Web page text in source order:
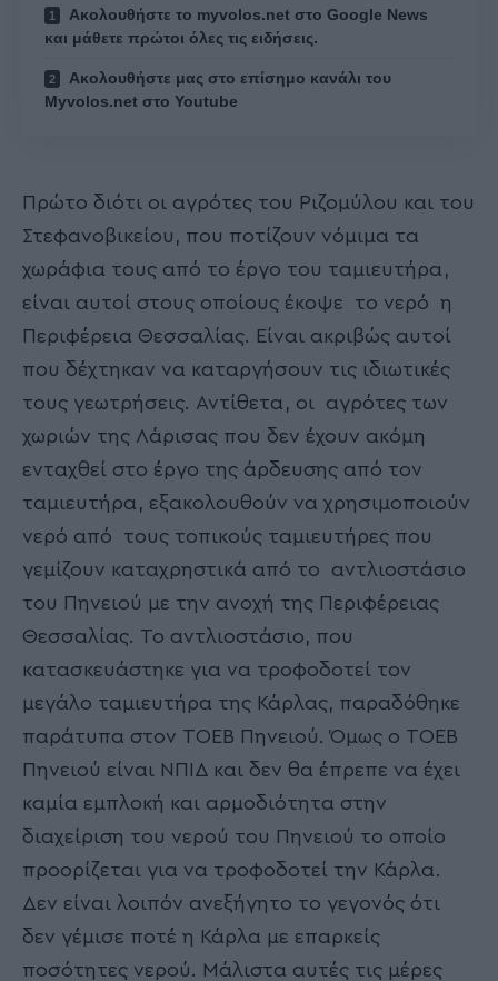
Ακολουθήστε το myvolos.net στο Google News
και μάθετε πρώτοι όλες τις ειδήσεις.
Ακολουθήστε μας στο επίσημο κανάλι του
Myvolos.net στο Youtube
Πρώτο διότι οι αγρότες του Ριζομύλου και του
Στεφανοβικείου, που ποτίζουν νόμιμα τα
χωράφια τους από το έργο του ταμιευτήρα,
είναι αυτοί στους οποίους έκοψε το νερό η
Περιφέρεια Θεσσαλίας. Είναι ακριβώς αυτοί
που δέχτηκαν να καταργήσουν τις ιδιωτικές
τους γεωτρήσεις. Αντίθετα, οι αγρότες των
χωριών της Λάρισας που δεν έχουν ακόμη
ενταχθεί στο έργο της άρδευσης από τον
ταμιευτήρα, εξακολουθούν να χρησιμοποιούν
νερό από τους τοπικούς ταμιευτήρες που
γεμίζουν καταχρηστικά από το αντλιοστάσιο
του Πηνειού με την ανοχή της Περιφέρειας
Θεσσαλίας. Το αντλιοστάσιο, που
κατασκευάστηκε για να τροφοδοτεί τον
μεγάλο ταμιευτήρα της Κάρλας, παραδόθηκε
παράτυπα στον ΤΟΕΒ Πηνειού. Όμως ο ΤΟΕΒ
Πηνειού είναι ΝΠΙΔ και δεν θα έπρεπε να έχει
καμία εμπλοκή και αρμοδιότητα στην
διαχείριση του νερού του Πηνειού το οποίο
προορίζεται για να τροφοδοτεί την Κάρλα.
Δεν είναι λοιπόν ανεξήγητο το γεγονός ότι
δεν γέμισε ποτέ η Κάρλα με επαρκείς
ποσότητες νερού. Μάλιστα αυτές τις μέρες